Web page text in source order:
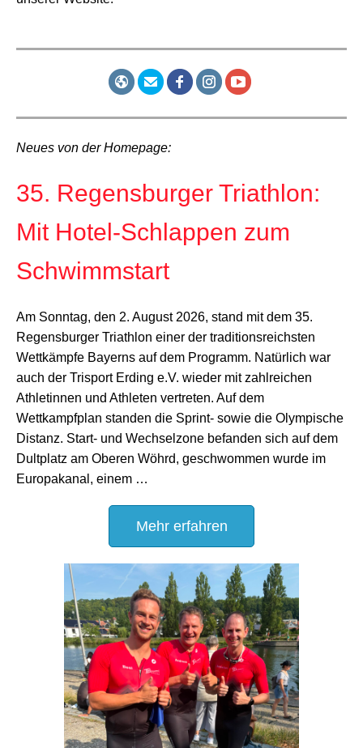
Neues von der Homepage:
35. Regensburger Triathlon:
Mit Hotel-Schlappen zum
Schwimmstart
Am Sonntag, den 2. August 2026, stand mit dem 35.
Regensburger Triathlon einer der traditionsreichsten
Wettkämpfe Bayerns auf dem Programm. Natürlich war
auch der Trisport Erding e.V. wieder mit zahlreichen
Athletinnen und Athleten vertreten. Auf dem
Wettkampfplan standen die Sprint- sowie die Olympische
Distanz. Start- und Wechselzone befanden sich auf dem
Dultplatz am Oberen Wöhrd, geschwommen wurde im
Europakanal, einem …
Mehr erfahren